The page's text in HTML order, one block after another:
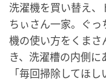
洗濯機を買い替え、
ちぃさん一家。ぐ
機の使い方をくまさ
き、洗濯槽の内側
「毎回掃除してほ